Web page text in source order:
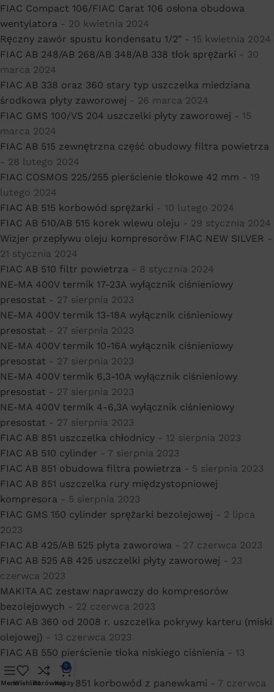
FIAC Compact 106/FIAC Carat 106 osłona obudowa
wentylatora - 20 kwietnia 2024
Ręczny zawór spustu kondensatu 1/2″ - 15 kwietnia 2024
FIAC AB 248/AB 268/AB 348/AB 338 tłok sprężarki - 30
marca 2024
FIAC AB 338 oraz 360 stary typ uszczelka miedziana
środkowa płyty zaworowej - 26 marca 2024
FIAC GMS 100/VS 204 uszczelki płyty zaworowej - 15
marca 2024
FIAC AB 515 zewnętrzna część obudowy filtra powietrza
- 28 lutego 2024
FIAC COSMOS 225/255 pierścienie tłokowe 42 mm - 19
lutego 2024
FIAC AB 515 korbowód sprężarki - 10 lutego 2024
FIAC AB 510/AB 515 korek wlewu oleju - 29 stycznia 2024
Wizjer przepływu oleju kompresorów FIAC NEW SILVER -
21 stycznia 2024
FIAC AB 510 filtr powietrza - 8 stycznia 2024
NE-MA 400V termik 17-23A wyłącznik ciśnieniowy
presostat - 27 sierpnia 2023
NE-MA 400V termik 13-18A wyłącznik ciśnieniowy
presostat - 27 sierpnia 2023
NE-MA 400V termik 10-16A wyłącznik ciśnieniowy
presostat - 27 sierpnia 2023
NE-MA 400V termik 6,3-10A wyłącznik ciśnieniowy
presostat - 27 sierpnia 2023
NE-MA 400V termik 4-6,3A wyłącznik ciśnieniowy
presostat - 27 sierpnia 2023
FIAC AB 851 uszczelka chłodnicy - 12 sierpnia 2023
FIAC AB 510 cylinder - 7 sierpnia 2023
FIAC AB 851 obudowa filtra powietrza - 5 sierpnia 2023
FIAC AB 851 uszczelka rury międzystopniowej
kompresora - 5 sierpnia 2023
FIAC GMS 150 cylinder sprężarki bezolejowej - 2 lipca
2023
FIAC AB 425/AB 525 płyta zaworowa - 27 czerwca 2023
FIAC AB 525 AB 425 uszczelki płyty zaworowej - 23
czerwca 2023
MAKITA AC zestaw naprawczy do kompresorów
bezolejowych - 22 czerwca 2023
FIAC AB 360 od 2008 r. uszczelka pokrywy karteru (miski
olejowej) - 13 czerwca 2023
FIAC AB 550 pierścienie tłoka niskiego ciśnienia - 13
czerwca 2023
FIAC AB 671/AB 851 korbowód z panewkami - 7 czerwca
MenuWishlistPorównaj
0
Koszyk